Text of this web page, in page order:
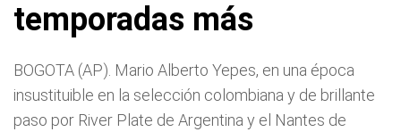
temporadas más
BOGOTA (AP). Mario Alberto Yepes, en una época
insustituible en la selección colombiana y de brillante
paso por River Plate de Argentina y el Nantes de